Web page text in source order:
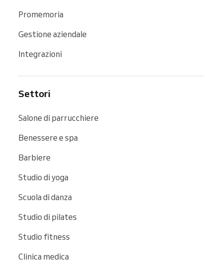
Promemoria
Gestione aziendale
Integrazioni
Settori
Salone di parrucchiere
Benessere e spa
Barbiere
Studio di yoga
Scuola di danza
Studio di pilates
Studio fitness
Clinica medica